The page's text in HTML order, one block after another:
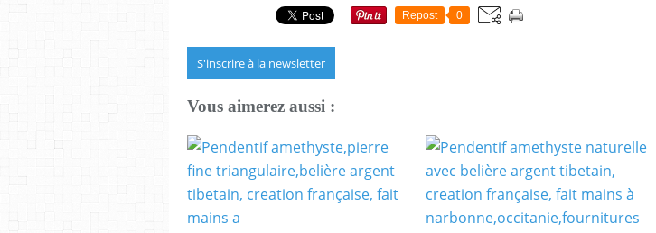
Repost 0
S'inscrire à la newsletter
Vous aimerez aussi :